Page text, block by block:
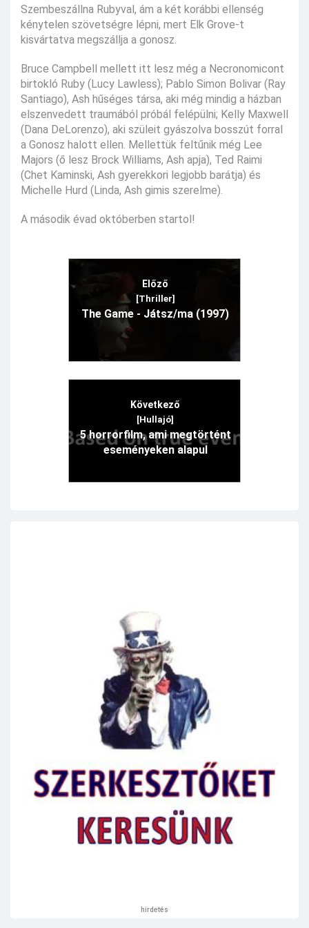
Szembeszállna Rubyval, ám a két korábbi ellenség
kénytelen szövetségre lépni, mert Elk Grove-t
kisvártatva megszállja a gonosz.
Bruce Campbell mellett itt lesz még a Necronomicont
birtokló Ruby (Lucy Lawless); Pablo Simon Bolivar (Ray
Santiago), Ash hűséges társa, aki még mindig a házban
elszenvedett traumából próbál felépülni; Kelly Maxwell
(Dana DeLorenzo), aki szüleit gyászolva bosszút forral
a Gonosz halott ellen. Mellettük feltűnik még Lee
Majors (ő lesz Brock Williams, Ash apja), Ted Raimi
(Chet Kaminski, Ash gyerekkori legjobb barátja) és
Michelle Hurd (Linda, Ash gimis szerelme).
A második évad októberben startol!
Előző
[Thriller]
The Game - Játsz/ma (1997)
Következő
[Hullajó]
5 horrorfilm, ami megtörtént
eseményeken alapul
hirdetés